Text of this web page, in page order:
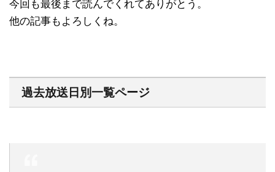
今回も最後まで読んでくれてありがとう。
他の記事もよろしくね。
過去放送日別一覧ページ